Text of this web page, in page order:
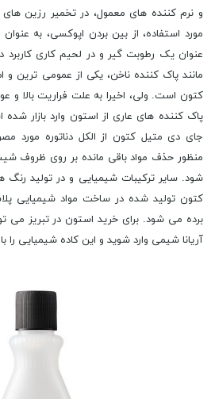
و نرم کننده های معمول، در تخمیر رزین های
مورد استفاده، از بین بردن اپوکسی، به عنوان
عنوان یک رطوبت گیر و در لحیم کاری کاربرد
مانند پاک کننده ناخن، یکی از عمومی ترین و
کتون است. ولی، اخیرا به علت فراریت بالا
پاک کننده های عاری از استون وارد بازار
جای دی متیل کتون از الکل دناتوره مورد
منظور حذف مواد باقی مانده بر روی ظروف
شود. سایر ترکیبات شیمیایی و در تولید
کتون تولید شده در ساخت مواد شیمیایی
برده می شود. برای خرید استون در تبریز می
آریانا شیمی وارد شوید و این کاده شیمیایی را